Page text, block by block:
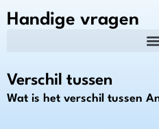
Handige vragen
Verschil tussen
Wat is het verschil tussen